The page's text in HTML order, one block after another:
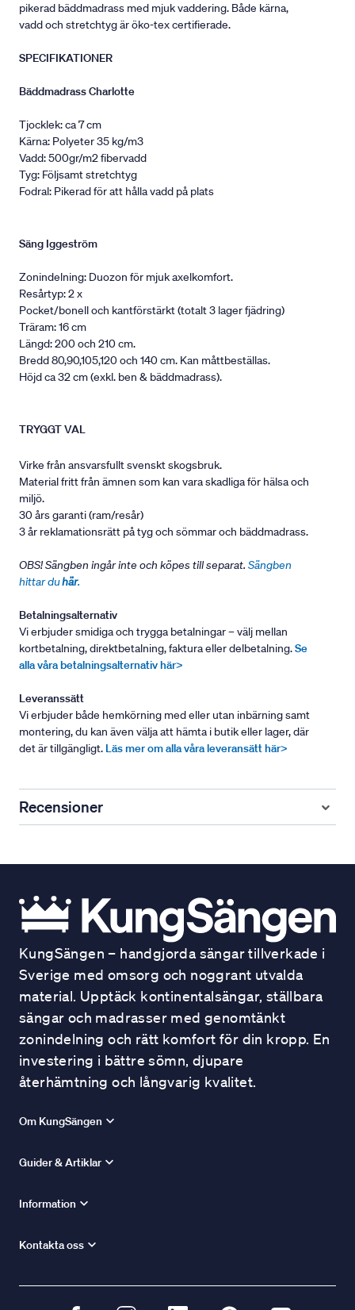
pikerad bäddmadrass med mjuk vaddering. Både kärna,
vadd och stretchtyg är öko-tex certifierade.
SPECIFIKATIONER
Bäddmadrass Charlotte
Tjocklek: ca 7 cm
Kärna: Polyeter 35 kg/m3
Vadd: 500gr/m2 fibervadd
Tyg: Följsamt stretchtyg
Fodral: Pikerad för att hålla vadd på plats
Säng Iggeström
Zonindelning: Duozon för mjuk axelkomfort.
Resårtyp: 2 x
Pocket/bonell och kantförstärkt (totalt 3 lager fjädring)
Träram: 16 cm
Längd: 200 och 210 cm.
Bredd 80,90,105,120 och 140 cm. Kan måttbeställas.
Höjd ca 32 cm (exkl. ben & bäddmadrass).
TRYGGT VAL
Virke från ansvarsfullt svenskt skogsbruk.
Material fritt från ämnen som kan vara skadliga för hälsa och
miljö.
30 års garanti (ram/resår)
3 år reklamationsrätt på tyg och sömmar och bäddmadrass.
OBS! Sängben ingår inte och köpes till separat. Sängben
hittar duhär.
Betalningsalternativ
Vi erbjuder smidiga och trygga betalningar – välj mellan
kortbetalning, direktbetalning, faktura eller delbetalning.Se
alla våra betalningsalternativ här>
Leveranssätt
Vi erbjuder både hemkörning med eller utan inbärning samt
montering, du kan även välja att hämta i butik eller lager, där
det är tillgängligt. Läs mer om alla våra leveransätt här>
Recensioner
KungSängen – handgjorda sängar tillverkade i
Sverige med omsorg och noggrant utvalda
material. Upptäck kontinentalsängar, ställbara
sängar och madrasser med genomtänkt
zonindelning och rätt komfort för din kropp. En
investering i bättre sömn, djupare
återhämtning och långvarig kvalitet.
Om KungSängen
Guider & Artiklar
Information
Kontakta oss